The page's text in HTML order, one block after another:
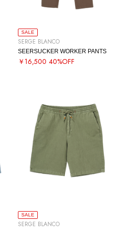
SALE
SERGE BLANCO
SEERSUCKER WORKER PANTS
￥16,500 40%OFF
SALE
SERGE BLANCO